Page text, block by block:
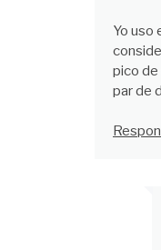
Yo uso
pico de
par de